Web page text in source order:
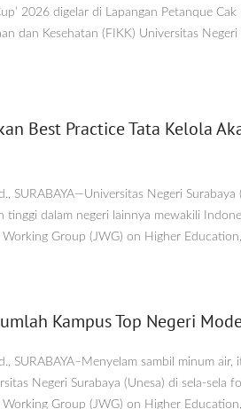
2026 digelar di Lapangan Petanque Cak
dan Kesehatan (FIKK) Universitas Negeri
Best Practice Tata Kelola
SURABAYA—Universitas Negeri Surabaya
tinggi dalam negeri lainnya mewakili
Group (JWG) on Higher Education,
Kampus Top Negeri
SURABAYA–Menyelam sambil minum air,
Negeri Surabaya (Unesa) di sela-sela
Group (JWG) on Higher Education,